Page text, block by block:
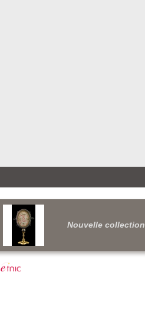
Nouvelle collection